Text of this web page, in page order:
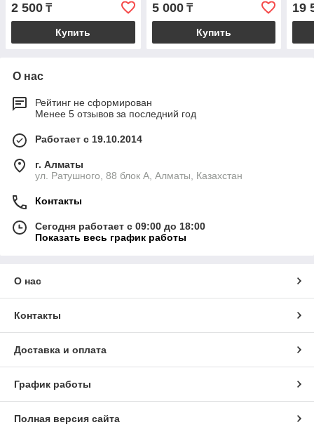
2 500 ₸
Купить
5 000₸
Купить
19
О нас
Рейтинг не сформирован
Менее 5 отзывов за последний год
Работает с 19.10.2014
г. Алматы
ул. Ратушного, 88 блок A, Алматы, Казахстан
Контакты
Сегодня работает с 09:00 до 18:00
Показать весь график работы
О нас
Контакты
Доставка и оплата
График работы
Полная версия сайта